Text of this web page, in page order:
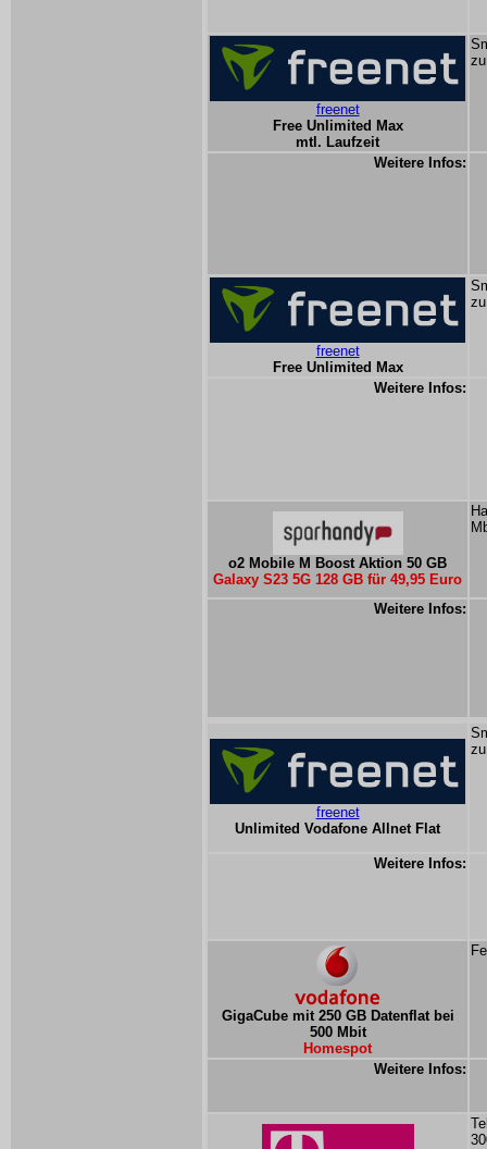
freenet
Free Unlimited Max
mtl. Laufzeit
Weitere Infos:
freenet
Free Unlimited Max
Weitere Infos:
o2 Mobile M Boost Aktion 50 GB
Galaxy S23 5G 128 GB für 49,95 Euro
Weitere Infos:
freenet
Unlimited Vodafone Allnet Flat
Weitere Infos:
GigaCube mit 250 GB Datenflat bei
500 Mbit
Homespot
Weitere Infos: